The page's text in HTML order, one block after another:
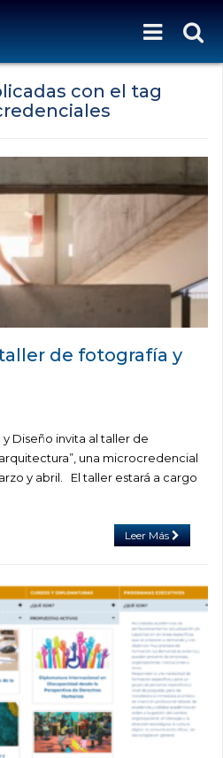
con el tag
de fotografía y
Diseño invita al taller de
una microcredencial
y abril. El taller estará a cargo
Leer Más